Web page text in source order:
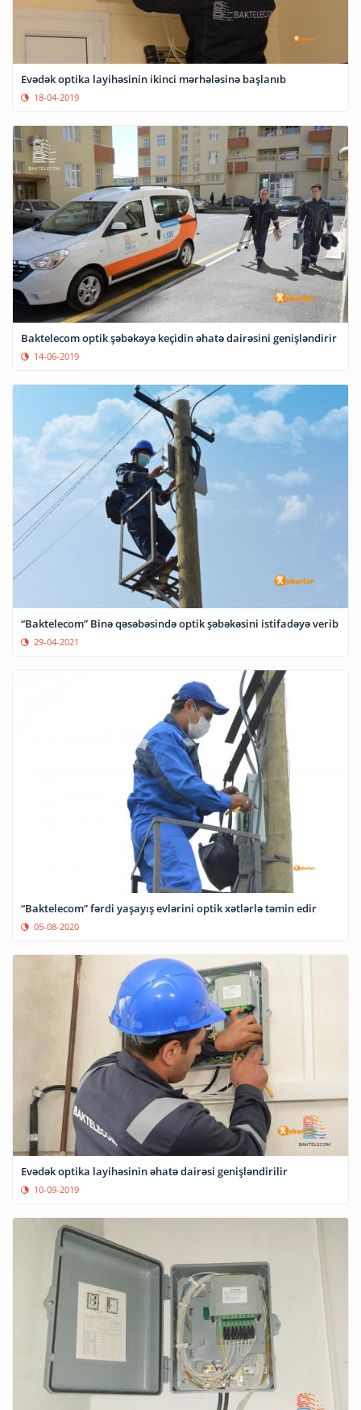
Evədək optika layihəsinin ikinci mərhələsinə başlanıb
18-04-2019
Baktelecom optik şəbəkəyə keçidin əhatə dairəsini genişləndirir
14-06-2019
“Baktelecom” Binə qəsəbəsində optik şəbəkəsini istifadəyə verib
29-04-2021
“Baktelecom” fərdi yaşayış evlərini optik xətlərlə təmin edir
05-08-2020
Evədək optika layihəsinin əhatə dairəsi genişləndirilir
10-09-2019